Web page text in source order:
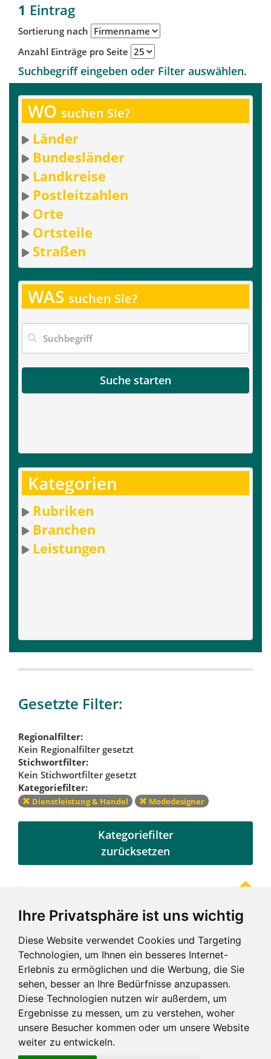
Ihre Privatsphäre ist uns wichtig
Diese Website verwendet Cookies und Targeting
Technologien, um Ihnen ein besseres Internet-
Erlebnis zu ermöglichen und die Werbung, die Sie
sehen, besser an Ihre Bedürfnisse anzupassen.
Diese Technologien nutzen wir außerdem, um
Ergebnisse zu messen, um zu verstehen, woher
unsere Besucher kommen oder um unsere Website
weiter zu entwickeln.
1 Eintrag
Sortierung nach
Anzahl Einträge pro Seite
Suchbegriff eingeben oder Filter auswählen.
WO suchen Sie?
Länder
Bundesländer
Landkreise
Postleitzahlen
Orte
Ortsteile
Straßen
WAS suchen Sie?
Suche starten
Kategorien
Rubriken
Branchen
Leistungen
Gesetzte Filter:
Regionalfilter:
Kein Regionalfilter gesetzt
Stichwortfilter:
Kein Stichwortfilter gesetzt
Kategoriefilter:
Dienstleistung & Handel Modedesigner
Kategoriefilter
zurücksetzen
Referenzen